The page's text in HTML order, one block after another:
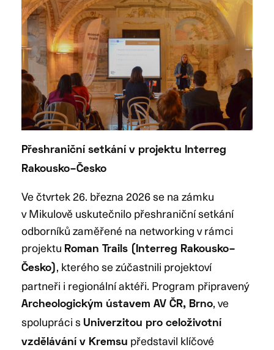
Přeshraniční setkání v projektu Interreg
Rakousko–Česko
Ve čtvrtek 26. března 2026 se na zámku
v Mikulově uskutečnilo přeshraniční setkání
odborníků zaměřené na networking v rámci
projektu Roman Trails (Interreg Rakousko–
Česko), kterého se zúčastnili projektoví
partneři i regionální aktéři. Program připravený
Archeologickým ústavem AV ČR, Brno, ve
spolupráci s Univerzitou pro celoživotní
vzdělávání v Kremsu představil klíčové